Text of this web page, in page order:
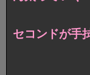
セコンドが手